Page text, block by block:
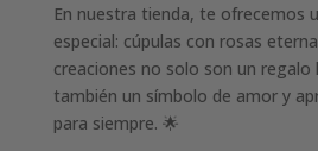
En nuestra tienda, te ofrecemos
especial: cúpulas con rosas
creaciones no solo son un regalo
también un símbolo de amor y
para siempre. 🌟